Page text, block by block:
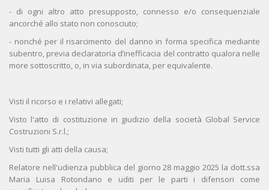
- di ogni altro atto presupposto, connesso e/o consequenziale
ancorché allo stato non conosciuto;
- nonché per il risarcimento del danno in forma specifica mediante
subentro, previa declaratoria d’inefficacia del contratto qualora nelle
more sottoscritto, o, in via subordinata, per equivalente.
Visti il ricorso e i relativi allegati;
Visto l'atto di costituzione in giudizio della società Global Service
Costruzioni S.r.l.;
Visti tutti gli atti della causa;
Relatore nell'udienza pubblica del giorno 28 maggio 2025 la dott.ssa
Maria Luisa Rotondano e uditi per le parti i difensori come